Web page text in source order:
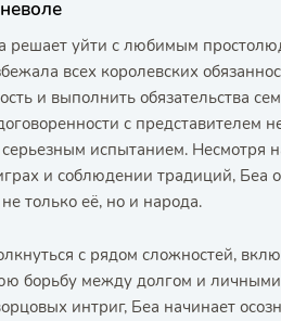
решает уйти с любимым
всех королевских
и выполнить обязательства
с представителем
серьезным испытанием. Несмотря
и соблюдении традиций, Беа
только её, но и народа.
с рядом сложностей,
борьбу между долгом и
интриг, Беа начинает